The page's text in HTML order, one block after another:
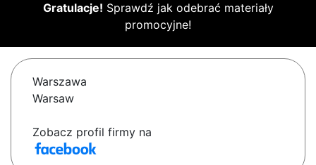
Gratulacje! Sprawdź jak odebrać materiały
promocyjne!
Warszawa
Warsaw
Zobacz profil firmy na